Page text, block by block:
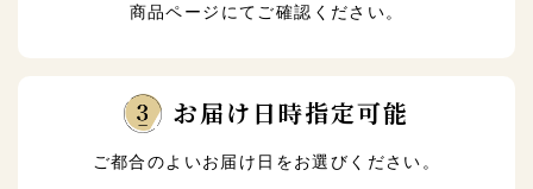
商品ページにてご確認ください。
お届け日時指定可能
ご都合のよいお届け日をお選びください。